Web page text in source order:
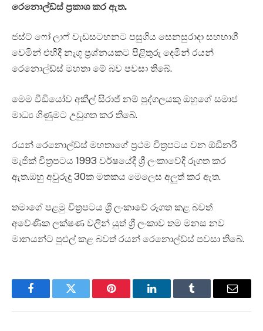
රෙනොල්ඩ්ස් ප්‍රකාශ කර ඇත.
ජස්ට් ෆෝ ලාෆ් වැඩසටහනට පසුගිය සෙනසුරාදා සහභාගී
වෙමින් එහිදී නැගූ ප්‍රශ්නයකට පිළිතුරු දෙමින් රයන්
රෙනොල්ඩ්ස් මහතා මේ බව පවසා තිබේ.
මෙම වීඩියෝව අකීල් සිරාජ් නම් පුද්ගලයකු ඔහුගේ සමාජ
මාධ්‍ය ගිණුමට උඩුගත කර තිබේ.
රයන් රෙනොල්ඩ්ස් මහතාගේ ප්‍රථම චිත්‍රපටය වන ඕඩිනරි
මැජික් චිත්‍රපටය 1993 වර්ෂයේදී ශ්‍රී ලංකාවේදී රූගත කර
ඇත.ඔහු අවුරුදු 30ක මතකය මෙලෙස අලුත් කර ඇත.
තමාගේ පළමු චිත්‍රපටය ශ්‍රී ලංකාවේ රූගත කළ බවත්
අවේණික ලක්ෂණ වලින් යුත් ශ්‍රී ලංකාව තම මනස නව
මානයන්ට පුළුල් කළ බවත් රයන් රෙනොල්ඩ්ස් පවසා තිබේ.
FacebookTwitter Pinterest LinkedInTumblr Email